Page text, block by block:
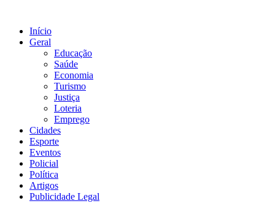
conteúdo
Início
Geral
Educação
Saúde
Economia
Turismo
Justiça
Loteria
Emprego
Cidades
Esporte
Eventos
Policial
Política
Artigos
Publicidade Legal